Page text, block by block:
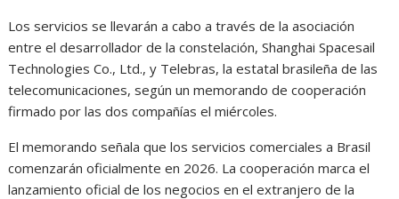
Los servicios se llevarán a cabo a través de la asociación
entre el desarrollador de la constelación, Shanghai Spacesail
Technologies Co., Ltd., y Telebras, la estatal brasileña de las
telecomunicaciones, según un memorando de cooperación
firmado por las dos compañías el miércoles.
El memorando señala que los servicios comerciales a Brasil
comenzarán oficialmente en 2026. La cooperación marca el
lanzamiento oficial de los negocios en el extranjero de la